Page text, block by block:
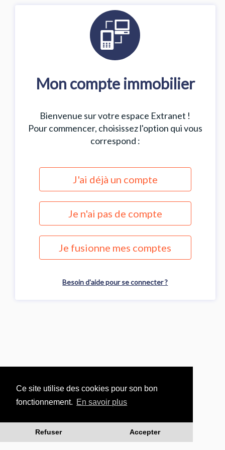
Ce site utilise des cookies pour son bon
fonctionnement. En savoir plus
Refuser Accepter
Mon compte immobilier
Bienvenue sur votre espace Extranet !
Pour commencer, choisissez l'option qui vous
correspond :
J'ai déjà un compte
Je n'ai pas de compte
Je fusionne mes comptes
Besoin d'aide pour se connecter ?